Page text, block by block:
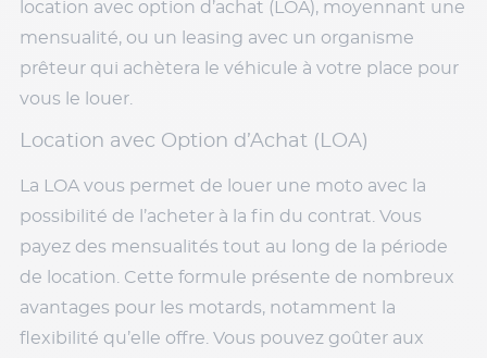
location avec option d’achat (LOA), moyennant une
mensualité, ou un leasing avec un organisme
prêteur qui achètera le véhicule à votre place pour
vous le louer.
Location avec Option d’Achat (LOA)
La LOA vous permet de louer une moto avec la
possibilité de l’acheter à la fin du contrat. Vous
payez des mensualités tout au long de la période
de location. Cette formule présente de nombreux
avantages pour les motards, notamment la
flexibilité qu’elle offre. Vous pouvez goûter aux